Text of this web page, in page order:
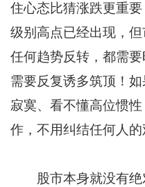
住心态比猜涨跌更重
级别高点已经出现，
任何趋势反转，都需要
需要反复诱多筑顶！
寂寞、看不懂高位惯
作，不用纠结任何人的
股市本身就没有绝